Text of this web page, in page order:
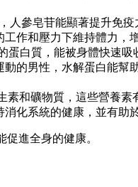
人參皂苷能顯著提升免
作和壓力下維持體力，
蛋白質，能被身體快速
的男性，水解蛋白能幫
素和礦物質，這些營養
化系統的健康，並有助
進全身的健康。